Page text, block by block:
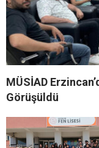
MÜSİAD
Görüşüldü